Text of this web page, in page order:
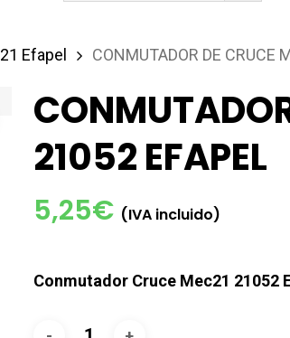
Efapel CONMUTADOR DE CRUCE
21052 EFAPEL
5,25€ (IVA incluido)
Conmutador Cruce Mec21 21052